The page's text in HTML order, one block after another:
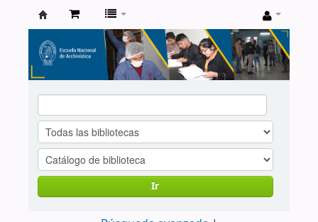
Catálogo
de
Biblioteca
ENA
Ir